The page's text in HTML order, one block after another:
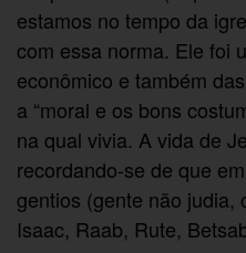
estamos no tempo da
com essa norma. Ele foi
econômico e também
a “moral e os bons
na qual vivia. A vida de
recordando-se de que
gentios (gente não judia,
Isaac, Raab, Rute,